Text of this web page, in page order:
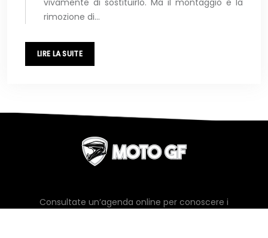
vivamente di sostituirlo. Ma il montaggio e la
rimozione di…
LIRE LA SUITE
Consultate un’agenda online per conoscere i